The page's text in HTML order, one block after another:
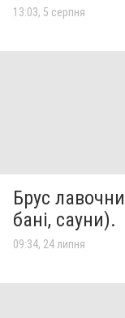
13:03, 5 серпня
Брус
бані, сауни).
09:34, 24 липня